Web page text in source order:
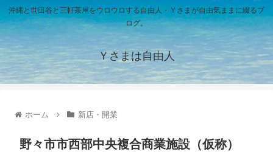
沖縄と世田谷と三軒茶屋をウロウロする自由人・Ｙさまが自由気ままに綴るブ
ログ。
Ｙさまは自由人
ホーム 新店・開業
野々市市西部中央複合商業施設（仮称）